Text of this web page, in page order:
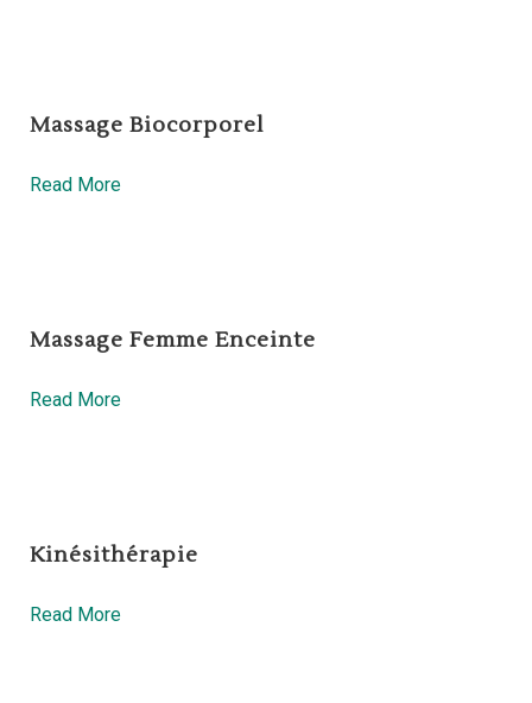
Massage Biocorporel
Read More
Massage Femme Enceinte
Read More
Kinésithérapie
Read More